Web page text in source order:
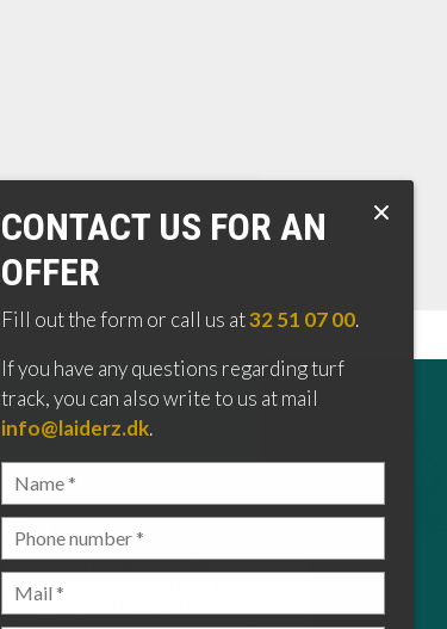
LINKS
GDPR
CONTACT US FOR AN
OFFER
Fill out the form or call us at32 51 07 00.
If you have any questions regarding turf
track, you can also write to us at mail
info@laiderz.dk.